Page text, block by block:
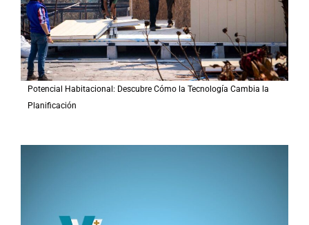
Potencial Habitacional: Descubre Cómo la Tecnología Cambia la
Planificación